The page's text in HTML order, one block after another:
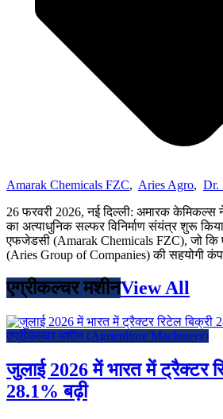
Amarak Chemicals FZC, Aries Agro, Dr.
26 फरवरी 2026, नई दिल्ली: अमारक केमिकल्स
का अत्याधुनिक सल्फर विनिर्माण संयंत्र शुरू
एफजेडसी (Amarak Chemicals FZC), जो
(Aries Group of Companies) की सहयोगी
एग्रीकल्चर मशीनView All
एग्रीकल्चर मशीन (Agriculture Machinery)
जुलाई 2026 में भारत में ट्रैक्टर
28.1% बढ़ी